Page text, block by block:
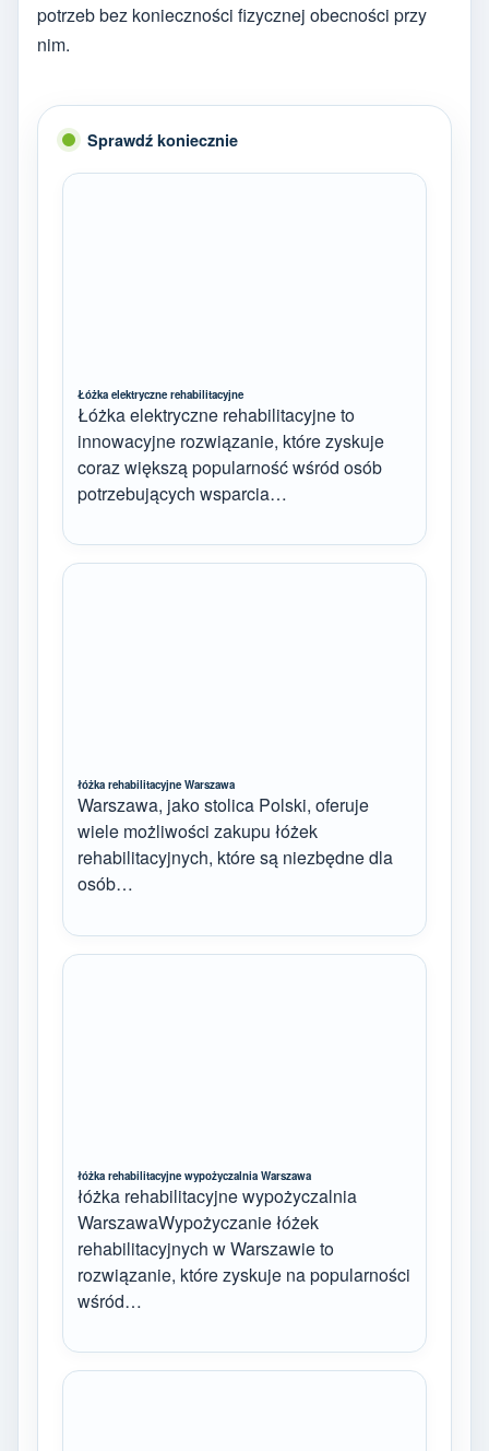
potrzeb bez konieczności fizycznej obecności przy
nim.
Sprawdź koniecznie
Łóżka elektryczne rehabilitacyjne
Łóżka elektryczne rehabilitacyjne to
innowacyjne rozwiązanie, które zyskuje
coraz większą popularność wśród osób
potrzebujących wsparcia…
łóżka rehabilitacyjne Warszawa
Warszawa, jako stolica Polski, oferuje
wiele możliwości zakupu łóżek
rehabilitacyjnych, które są niezbędne dla
osób…
łóżka rehabilitacyjne wypożyczalnia Warszawa
łóżka rehabilitacyjne wypożyczalnia
WarszawaWypożyczanie łóżek
rehabilitacyjnych w Warszawie to
rozwiązanie, które zyskuje na popularności
wśród…